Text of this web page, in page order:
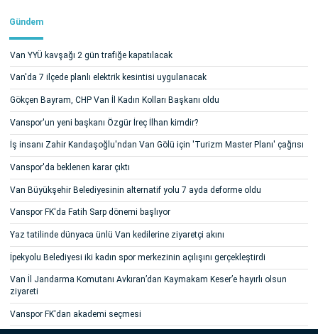
Gündem
Van YYÜ kavşağı 2 gün trafiğe kapatılacak
Van'da 7 ilçede planlı elektrik kesintisi uygulanacak
Gökçen Bayram, CHP Van İl Kadın Kolları Başkanı oldu
Vanspor'un yeni başkanı Özgür İreç İlhan kimdir?
İş insanı Zahir Kandaşoğlu'ndan Van Gölü için 'Turizm Master Planı' çağrısı
Vanspor'da beklenen karar çıktı
Van Büyükşehir Belediyesinin alternatif yolu 7 ayda deforme oldu
Vanspor FK'da Fatih Sarp dönemi başlıyor
Yaz tatilinde dünyaca ünlü Van kedilerine ziyaretçi akını
İpekyolu Belediyesi iki kadın spor merkezinin açılışını gerçekleştirdi
Van İl Jandarma Komutanı Avkıran’dan Kaymakam Keser’e hayırlı olsun
ziyareti
Vanspor FK'dan akademi seçmesi